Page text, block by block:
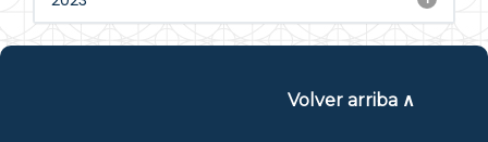
Volver arriba ∧